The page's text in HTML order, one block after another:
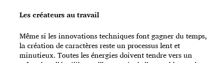
Les créateurs au travail
Même si les innovations techniques font gagner du temps,
la création de caractères reste un processus lent et
minutieux. Toutes les énergies doivent tendre vers un